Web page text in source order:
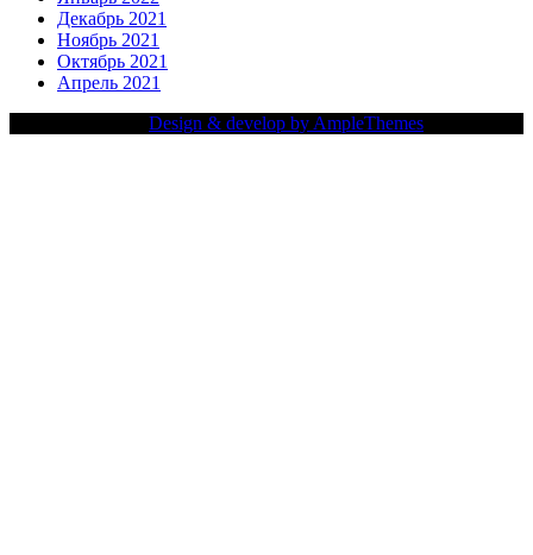
Декабрь 2021
Ноябрь 2021
Октябрь 2021
Апрель 2021
Design & develop by AmpleThemes